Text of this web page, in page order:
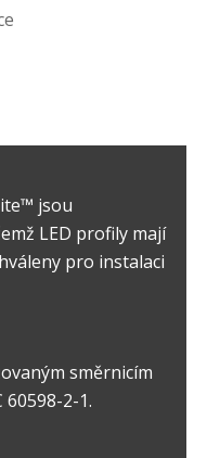
jsou
LED profily mají
pro instalaci
směrnicím
60598-2-1.